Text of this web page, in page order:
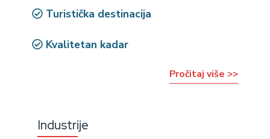
Turistička destinacija
Kvalitetan kadar
Pročitaj više >>
Industrije